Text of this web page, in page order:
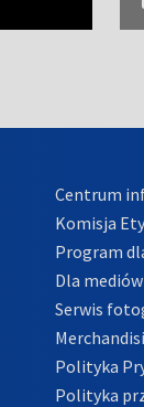
Centrum
Komisja
Program
Dla mediów
Serwis
Polityka
Polityka